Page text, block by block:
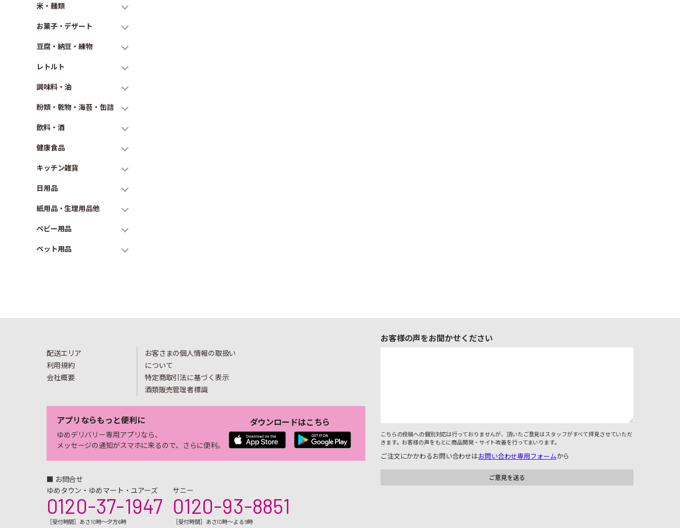
米・麺類
お菓子・デザート
豆腐・納豆・練物
レトルト
調味料・油
粉類・乾物・海苔・缶詰
飲料・酒
健康食品
キッチン雑貨
日用品
紙用品・生理用品他
ベビー用品
ペット用品
配送エリア
利用規約
会社概要
お客さまの個人情報の取扱い
について
特定商取引法に基づく表示
酒類販売管理者標識
アプリならもっと便利に
ゆめデリバリー専用アプリなら、
メッセージの通知がスマホに来るので、さらに便利。
ダウンロードはこちら
■ お問合せ
ゆめタウン・ゆめマート・ユアーズ
0120-37-1947
［受付時間］あさ10時～夕方6時
サニー
0120-93-8851
［受付時間］あさ10時～よる9時
お客様の声をお聞かせください
こちらの投稿への個別対応は行っておりませんが、頂いたご意見はスタッフがすべて拝見させていただ
きます。お客様の声をもとに商品開発・サイト改善を行ってまいります。
ご注文にかかわるお問い合わせはお問い合わせ専用フォームから